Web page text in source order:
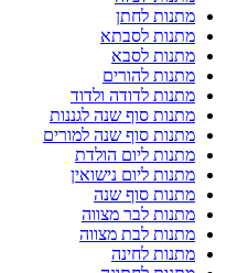
מתנות לחתן
מתנות לסבתא
מתנות לסבא
מתנות להורים
מתנות לדודה ולדוד
מתנות סוף שנה לגננות
מתנות סוף שנה למורים
מתנות ליום הולדת
מתנות ליום נישואין
מתנות סוף שנה
מתנות לבר מצווה
מתנות לבת מצווה
מתנות לחינה